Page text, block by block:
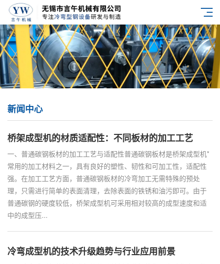
新闻中心
桥架成型机的材质适配性：不同板材的加工工艺
一、普通碳钢板材的加工工艺与适配性普通碳钢板材是桥架成型机*
常用的加工材料之一，具有良好的塑性、韧性和可加工性，适配性
强。在加工工艺方面，普通碳钢板材的冷弯加工无需特殊的预处
理，只需进行简单的表面清理，去除表面的铁锈和油污即可。由于
普通碳钢的硬度较低，桥架成型机可采用相对较高的成型速度和适
中的成型压...
冷弯成型机的技术升级趋势与行业应用前景